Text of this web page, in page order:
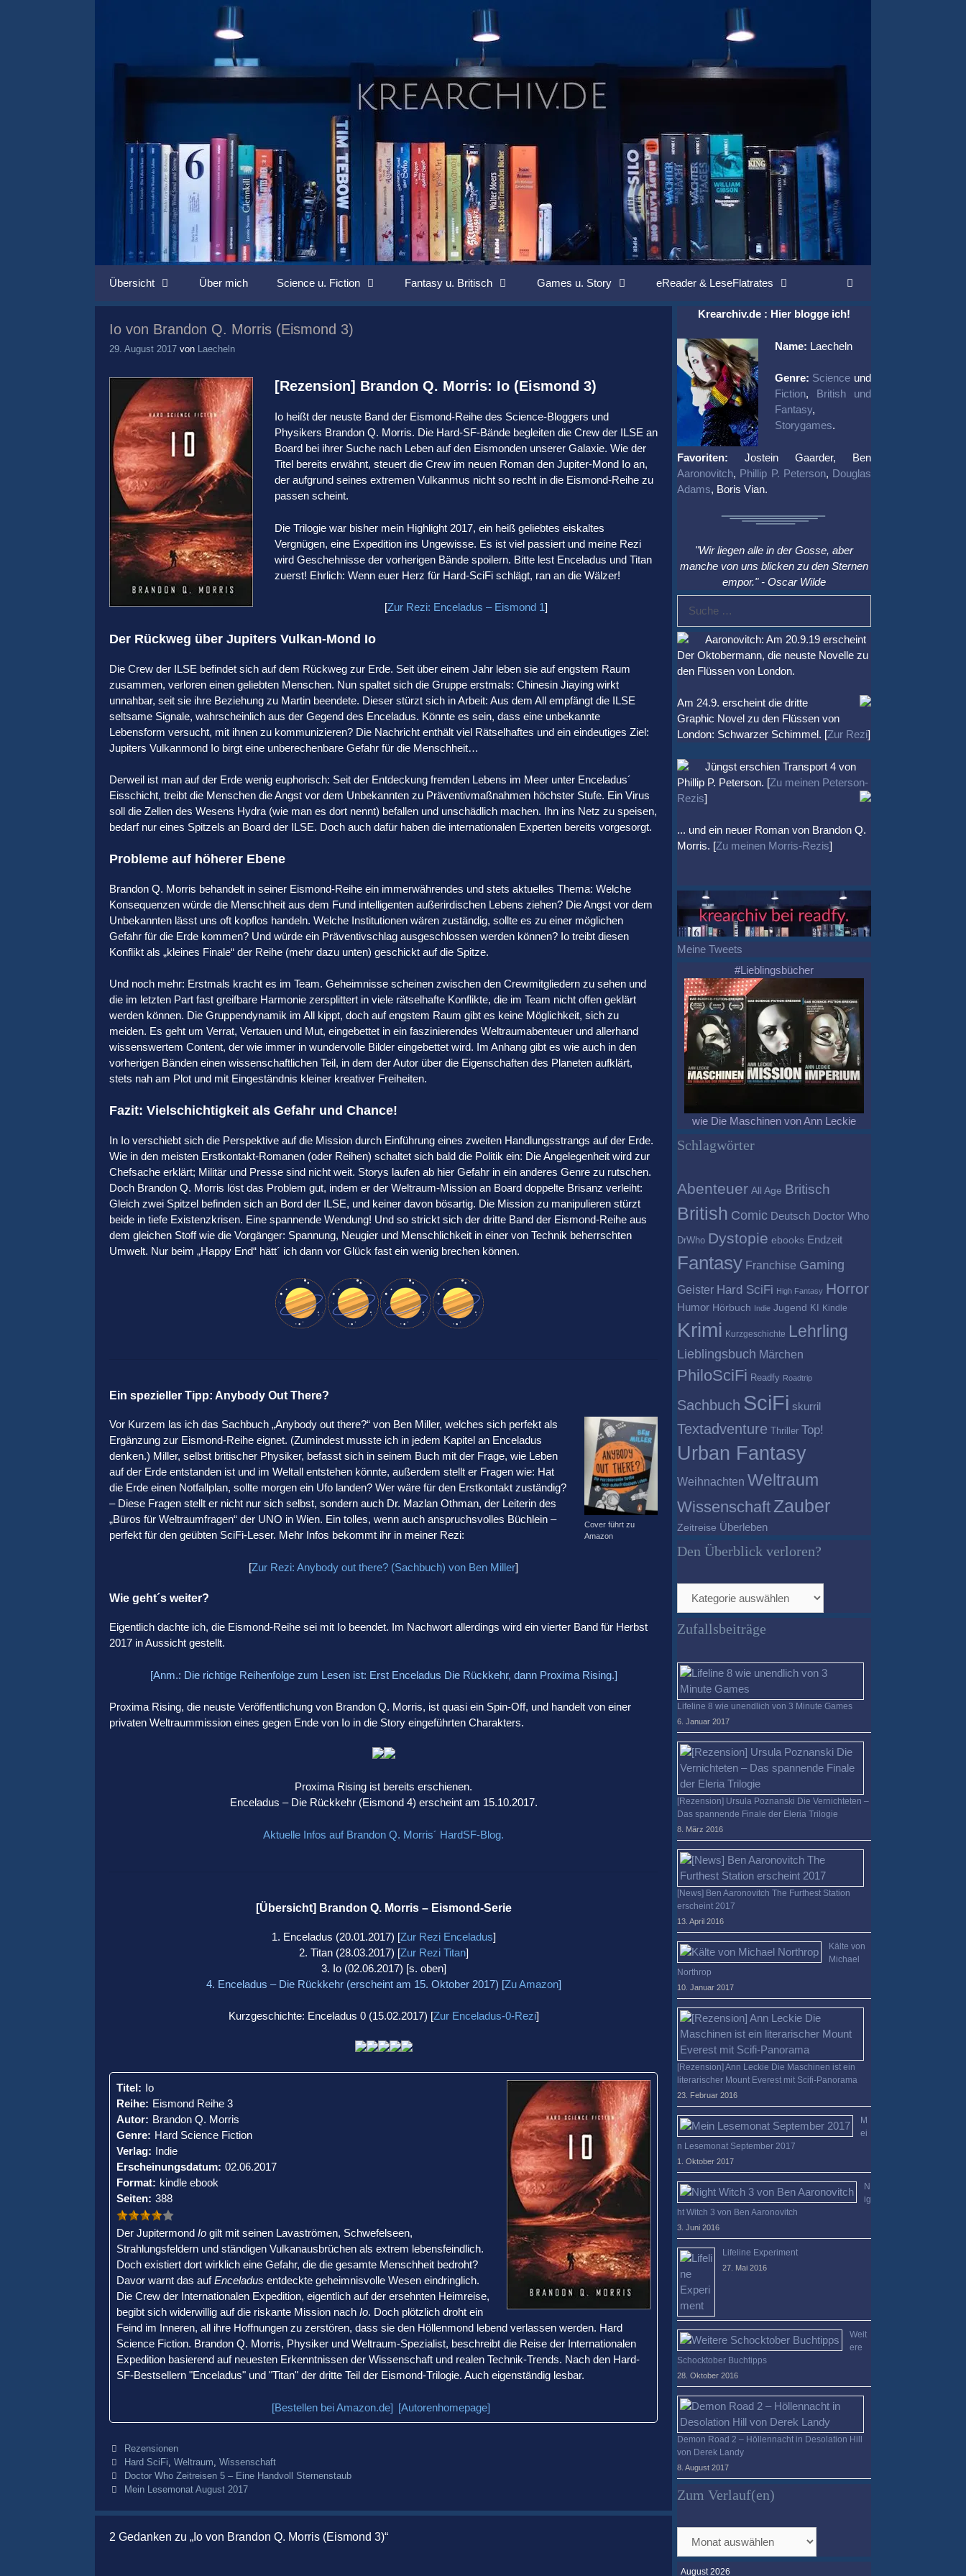
Übersicht Über mich Science u. Fiction Fantasy u. Britisch Games u. Story eReader & LeseFlatrates
Io von Brandon Q. Morris (Eismond 3)
29. August 2017 von Laecheln
[Rezension] Brandon Q. Morris: Io (Eismond 3)
Io heißt der neuste Band der Eismond-Reihe des Science-Bloggers und
Physikers Brandon Q. Morris. Die Hard-SF-Bände begleiten die Crew der ILSE an
Board bei ihrer Suche nach Leben auf den Eismonden unserer Galaxie. Wie der
Titel bereits erwähnt, steuert die Crew im neuen Roman den Jupiter-Mond Io an,
der aufgrund seines extremen Vulkanmus nicht so recht in die Eismond-Reihe zu
passen scheint.
Die Trilogie war bisher mein Highlight 2017, ein heiß geliebtes eiskaltes
Vergnügen, eine Expedition ins Ungewisse. Es ist viel passiert und meine Rezi
wird Geschehnisse der vorherigen Bände spoilern. Bitte lest Enceladus und Titan
zuerst! Ehrlich: Wenn euer Herz für Hard-SciFi schlägt, ran an die Wälzer!
[Zur Rezi: Enceladus – Eismond 1]
Der Rückweg über Jupiters Vulkan-Mond Io
Die Crew der ILSE befindet sich auf dem Rückweg zur Erde. Seit über einem Jahr leben sie auf engstem Raum
zusammen, verloren einen geliebten Menschen. Nun spaltet sich die Gruppe erstmals: Chinesin Jiaying wirkt
unnahbar, seit sie ihre Beziehung zu Martin beendete. Dieser stürzt sich in Arbeit: Aus dem All empfängt die ILSE
seltsame Signale, wahrscheinlich aus der Gegend des Enceladus. Könnte es sein, dass eine unbekannte
Lebensform versucht, mit ihnen zu kommunizieren? Die Nachricht enthält viel Rätselhaftes und ein eindeutiges Ziel:
Jupiters Vulkanmond Io birgt eine unberechenbare Gefahr für die Menschheit…
Derweil ist man auf der Erde wenig euphorisch: Seit der Entdeckung fremden Lebens im Meer unter Enceladus´
Eisschicht, treibt die Menschen die Angst vor dem Unbekannten zu Präventivmaßnahmen höchster Stufe. Ein Virus
soll die Zellen des Wesens Hydra (wie man es dort nennt) befallen und unschädlich machen. Ihn ins Netz zu speisen,
bedarf nur eines Spitzels an Board der ILSE. Doch auch dafür haben die internationalen Experten bereits vorgesorgt.
Probleme auf höherer Ebene
Brandon Q. Morris behandelt in seiner Eismond-Reihe ein immerwährendes und stets aktuelles Thema: Welche
Konsequenzen würde die Menschheit aus dem Fund intelligenten außerirdischen Lebens ziehen? Die Angst vor dem
Unbekannten lässt uns oft kopflos handeln. Welche Institutionen wären zuständig, sollte es zu einer möglichen
Gefahr für die Erde kommen? Und würde ein Präventivschlag ausgeschlossen werden können? Io treibt diesen
Konflikt als „kleines Finale“ der Reihe (mehr dazu unten) geschickt auf die Spitze.
Und noch mehr: Erstmals kracht es im Team. Geheimnisse scheinen zwischen den Crewmitgliedern zu sehen und
die im letzten Part fast greifbare Harmonie zersplittert in viele rätselhafte Konflikte, die im Team nicht offen geklärt
werden können. Die Gruppendynamik im All kippt, doch auf engstem Raum gibt es keine Möglichkeit, sich zu
meiden. Es geht um Verrat, Vertauen und Mut, eingebettet in ein faszinierendes Weltraumabenteuer und allerhand
wissenswertem Content, der wie immer in wundervolle Bilder eingebettet wird. Im Anhang gibt es wie auch in den
vorherigen Bänden einen wissenschaftlichen Teil, in dem der Autor über die Eigenschaften des Planeten aufklärt,
stets nah am Plot und mit Eingeständnis kleiner kreativer Freiheiten.
Fazit: Vielschichtigkeit als Gefahr und Chance!
In Io verschiebt sich die Perspektive auf die Mission durch Einführung eines zweiten Handlungsstrangs auf der Erde.
Wie in den meisten Erstkontakt-Romanen (oder Reihen) schaltet sich bald die Politik ein: Die Angelegenheit wird zur
Chefsache erklärt; Militär und Presse sind nicht weit. Storys laufen ab hier Gefahr in ein anderes Genre zu rutschen.
Doch Brandon Q. Morris löst das Problem gut, indem er der Weltraum-Mission an Board doppelte Brisanz verleiht:
Gleich zwei Spitzel befinden sich an Bord der ILSE, und keiner davon bösartig. Die Mission zu manipulieren stürzt
beide in tiefe Existenzkrisen. Eine spannende Wendung! Und so strickt sich der dritte Band der Eismond-Reihe aus
dem gleichen Stoff wie die Vorgänger: Spannung, Neugier und Menschlichkeit in einer von Technik beherrschten
Umwelt. Nur beim „Happy End“ hätt´ ich dann vor Glück fast ein wenig brechen können.
Ein spezieller Tipp: Anybody Out There?
Cover führt zu
Amazon
Vor Kurzem las ich das Sachbuch „Anybody out there?“ von Ben Miller, welches sich perfekt als
Ergänzung zur Eismond-Reihe eignet. (Zumindest musste ich in jedem Kapitel an Enceladus
denken.) Miller, selbst britischer Physiker, befasst sich in seinem Buch mit der Frage, wie Leben
auf der Erde entstanden ist und im Weltall entstehen könnte, außerdem stellt er Fragen wie: Hat
die Erde einen Notfallplan, sollte morgen ein Ufo landen? Wer wäre für den Erstkontakt zuständig?
– Diese Fragen stellt er nicht nur sich selbst, sondern auch Dr. Mazlan Othman, der Leiterin des
„Büros für Weltraumfragen“ der UNO in Wien. Ein tolles, wenn auch anspruchsvolles Büchlein –
perfekt für den geübten SciFi-Leser. Mehr Infos bekommt ihr in meiner Rezi:
[Zur Rezi: Anybody out there? (Sachbuch) von Ben Miller]
Wie geht´s weiter?
Eigentlich dachte ich, die Eismond-Reihe sei mit Io beendet. Im Nachwort allerdings wird ein vierter Band für Herbst
2017 in Aussicht gestellt.
[Anm.: Die richtige Reihenfolge zum Lesen ist: Erst Enceladus Die Rückkehr, dann Proxima Rising.]
Proxima Rising, die neuste Veröffentlichung von Brandon Q. Morris, ist quasi ein Spin-Off, und handelt von einer
privaten Weltraummission eines gegen Ende von Io in die Story eingeführten Charakters.
Proxima Rising ist bereits erschienen.
Enceladus – Die Rückkehr (Eismond 4) erscheint am 15.10.2017.
Aktuelle Infos auf Brandon Q. Morris´ HardSF-Blog.
[Übersicht] Brandon Q. Morris – Eismond-Serie
1. Enceladus (20.01.2017) [Zur Rezi Enceladus]
2. Titan (28.03.2017) [Zur Rezi Titan]
3. Io (02.06.2017) [s. oben]
4. Enceladus – Die Rückkehr (erscheint am 15. Oktober 2017) [Zu Amazon]
Kurzgeschichte: Enceladus 0 (15.02.2017) [Zur Enceladus-0-Rezi]
Titel: Io
Reihe: Eismond Reihe 3
Autor: Brandon Q. Morris
Genre: Hard Science Fiction
Verlag: Indie
Erscheinungsdatum: 02.06.2017
Format: kindle ebook
Seiten: 388
Der JupitermondIo gilt mit seinen Lavaströmen, Schwefelseen,
Strahlungsfeldern und ständigen Vulkanausbrüchen als extrem lebensfeindlich.
Doch existiert dort wirklich eine Gefahr, die die gesamte Menschheit bedroht?
Davor warnt das aufEnceladus entdeckte geheimnisvolle Wesen eindringlich.
Die Crew der Internationalen Expedition, eigentlich auf der ersehnten Heimreise,
begibt sich widerwillig auf die riskante Mission nachIo. Doch plötzlich droht ein
Feind im Inneren, all ihre Hoffnungen zu zerstören, dass sie den Höllenmond lebend verlassen werden. Hard
Science Fiction. Brandon Q. Morris, Physiker und Weltraum-Spezialist, beschreibt die Reise der Internationalen
Expedition basierend auf neuesten Erkenntnissen der Wissenschaft und realen Technik-Trends. Nach den Hard-
SF-Bestsellern "Enceladus" und "Titan" der dritte Teil der Eismond-Trilogie. Auch eigenständig lesbar.
[Bestellen bei Amazon.de] [Autorenhomepage]
Kategorien
Rezensionen
Schlagwörter
Hard SciFi Weltraum Wissenschaft
Beitrags-
Navigation
Doctor Who Zeitreisen 5 – Eine Handvoll Sternenstaub
Mein Lesemonat August 2017
2 Gedanken zu „Io von Brandon Q. Morris (Eismond 3)“
Krearchiv.de : Hier blogge ich!
Name: Laecheln
Genre: Science und
Fiction, British und
Fantasy,
Storygames.
Favoriten: Jostein Gaarder, Ben
Aaronovitch, Phillip P. Peterson, Douglas
Adams, Boris Vian.
"Wir liegen alle in der Gosse, aber
manche von uns blicken zu den Sternen
empor." - Oscar Wilde
nach:
Aaronovitch: Am 20.9.19 erscheint
Der Oktobermann, die neuste Novelle zu
den Flüssen von London.
Am 24.9. erscheint die dritte
Graphic Novel zu den Flüssen von
London: Schwarzer Schimmel. [Zur Rezi]
Jüngst erschien Transport 4von
Phillip P. Peterson. [Zu meinen Peterson-
Rezis]
... und ein neuer Roman von Brandon Q.
Morris. [Zu meinen Morris-Rezis]
Meine Tweets
#Lieblingsbücher
wie Die Maschinen von Ann Leckie
Schlagwörter
Abenteuer All Age Britisch
British Comic Deutsch Doctor Who
DrWho Dystopie ebooks Endzeit
Fantasy Franchise Gaming
Geister Hard SciFi High Fantasy Horror
Humor Hörbuch Indie Jugend KI Kindle
Krimi Kurzgeschichte Lehrling
Lieblingsbuch Märchen
PhiloSciFi Readfy Roadtrip
Sachbuch SciFi skurril
Textadventure Thriller Top!
Urban Fantasy
Weihnachten Weltraum
Wissenschaft Zauber
Zeitreise Überleben
Den Überblick verloren?
Überblick
verloren?
Zufallsbeiträge
Lifeline 8 wie unendlich von 3 Minute Games
6. Januar 2017
[Rezension] Ursula Poznanski Die Vernichteten –
Das spannende Finale der Eleria Trilogie
8. März 2016
[News] Ben Aaronovitch The Furthest Station
erscheint 2017
13. April 2016
Kälte von
Michael
Northrop
10. Januar 2017
[Rezension] Ann Leckie Die Maschinen ist ein
literarischer Mount Everest mit Scifi-Panorama
23. Februar 2016
M
ei
n Lesemonat September 2017
1. Oktober 2017
N
ig
ht Witch 3 von Ben Aaronovitch
3. Juni 2016
Lifeline Experiment
27. Mai 2016
Weit
ere
Schocktober Buchtipps
28. Oktober 2016
Demon Road 2 – Höllennacht in Desolation Hill
von Derek Landy
8. August 2017
Zum Verlauf(en)
Verlauf(en)
August 2026